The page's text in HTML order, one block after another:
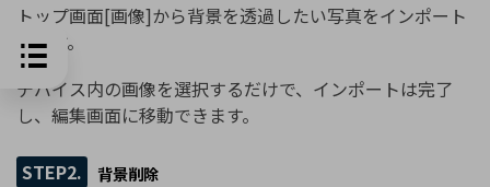
トップ画面[画像]から背景を透過したい写真をインポート
します。
デバイス内の画像を選択するだけで、インポートは完了
し、編集画面に移動できます。
STEP2. 背景削除